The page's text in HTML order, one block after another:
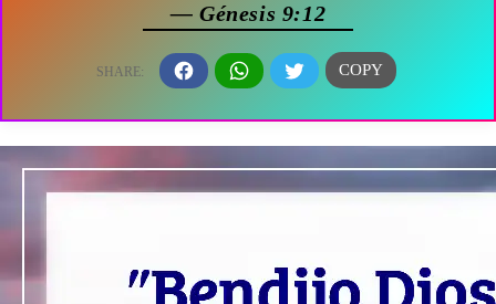
— Génesis 9:12